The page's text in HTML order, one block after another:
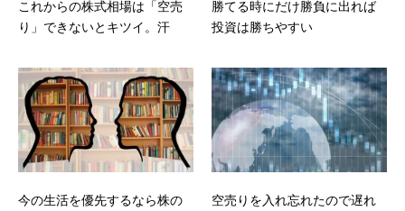
これからの株式相場は「空売
り」できないとキツイ。汗
勝てる時にだけ勝負に出れば
投資は勝ちやすい
今の生活を優先するなら株の
空売りを入れ忘れたので遅れ